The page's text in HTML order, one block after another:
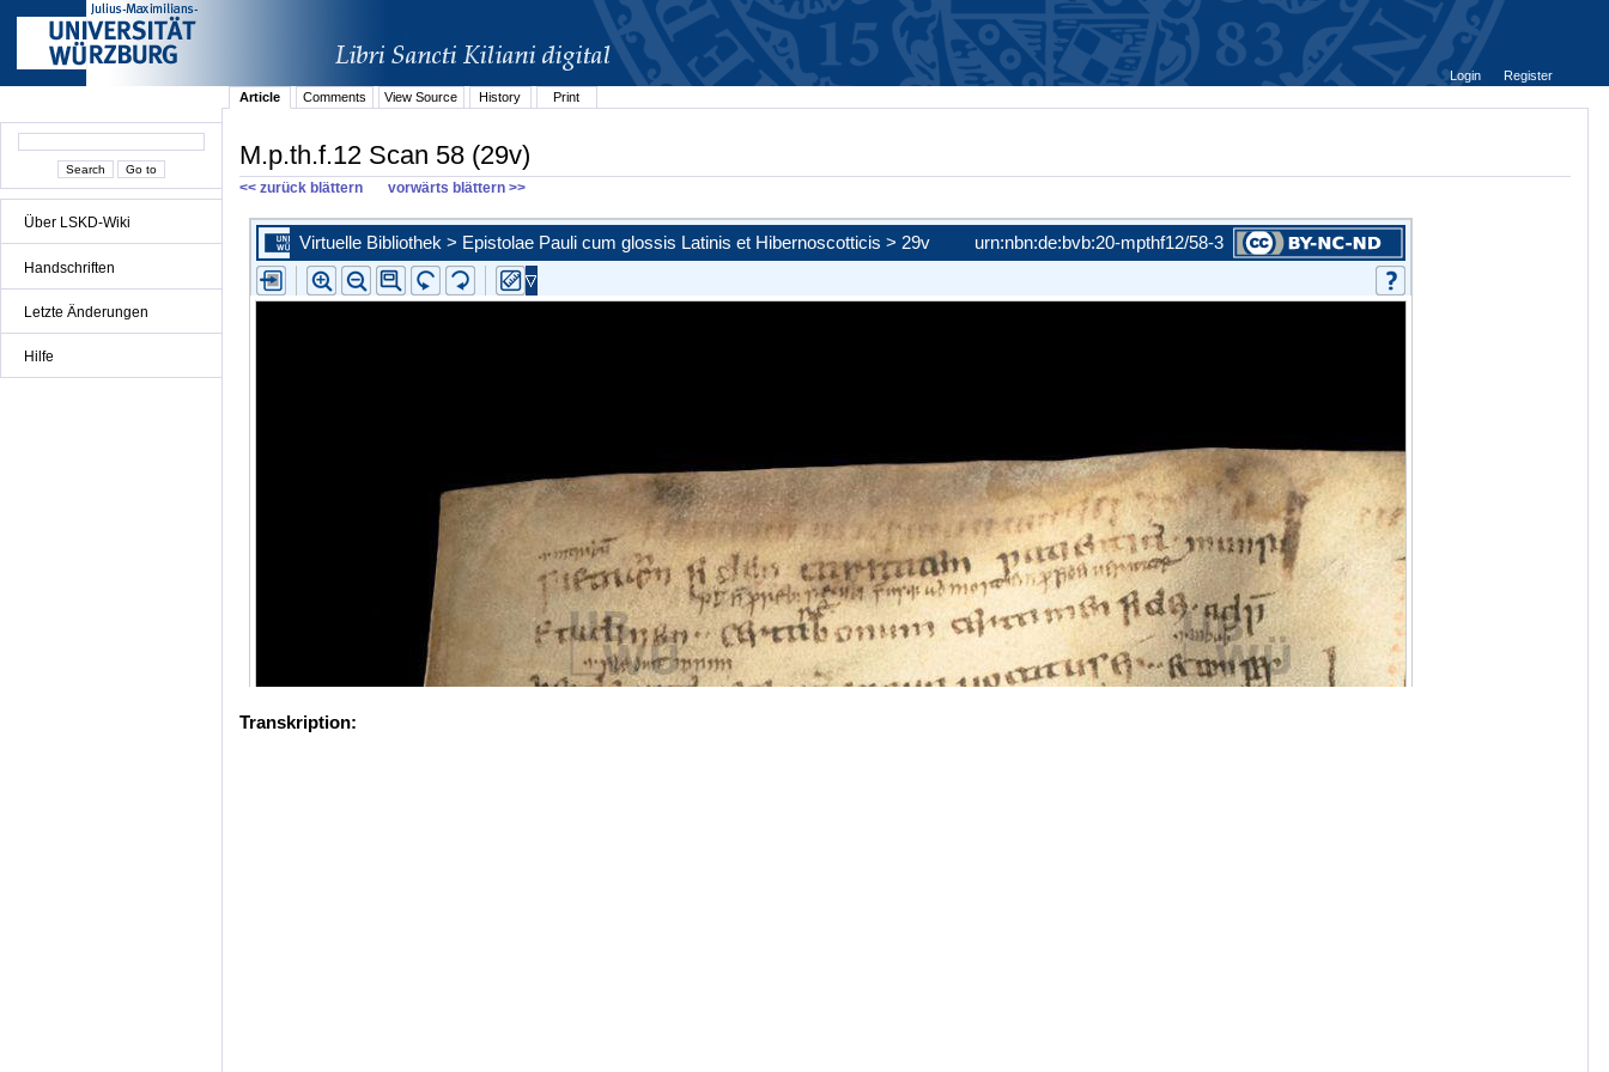
Über LSKD-Wiki
Handschriften
Letzte Änderungen
Hilfe
Login
Register
Article
Comments View Source History Print
M.p.th.f.12 Scan 58 (29v)
<< zurück blättern vorwärts blättern >>
Transkription: